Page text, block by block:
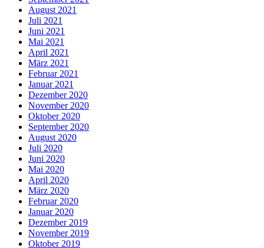
August 2021
Juli 2021
Juni 2021
Mai 2021
April 2021
März 2021
Februar 2021
Januar 2021
Dezember 2020
November 2020
Oktober 2020
September 2020
August 2020
Juli 2020
Juni 2020
Mai 2020
April 2020
März 2020
Februar 2020
Januar 2020
Dezember 2019
November 2019
Oktober 2019